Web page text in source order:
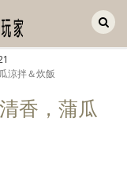
涼拌＆炊飯
香，蒲瓜